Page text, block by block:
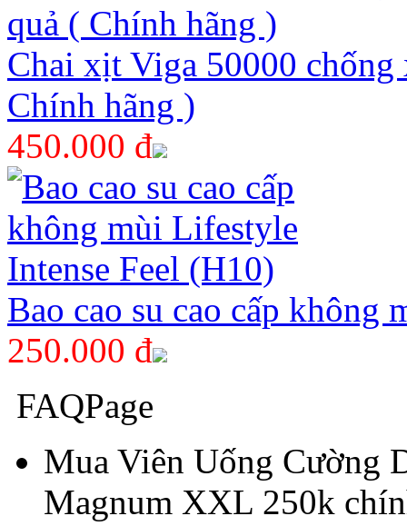
Chai xịt Viga 50000 chống
Chính hãng )
450.000 đ
Bao cao su cao cấp không
250.000 đ
FAQPage
Mua Viên Uống Cường
Magnum XXL 250k